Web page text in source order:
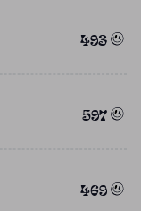
493
597
469